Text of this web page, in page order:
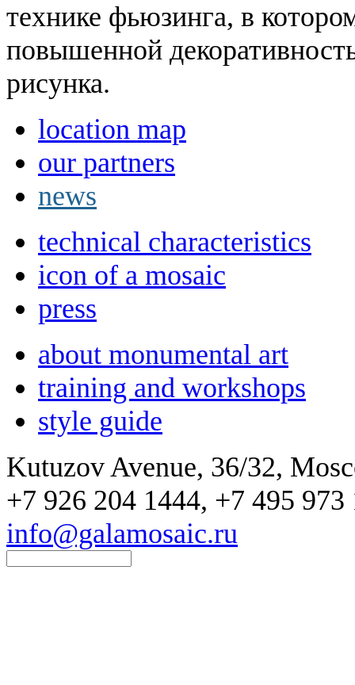
технике фьюзинга, в
повышенной
рисунка.
location map
our partners
news
technical characteristics
icon of a mosaic
press
about monumental art
training and workshops
style guide
Kutuzov Avenue, 36/32,
+7 926 204 1444, +7 495 973
info@galamosaic.ru